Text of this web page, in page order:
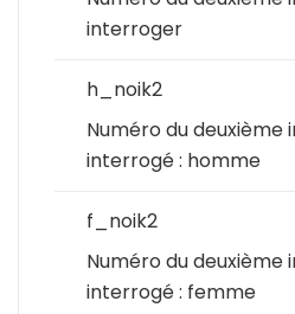
interroger
h_noik2
Numéro du deuxième
interrogé : homme
f_noik2
Numéro du deuxième
interrogé : femme